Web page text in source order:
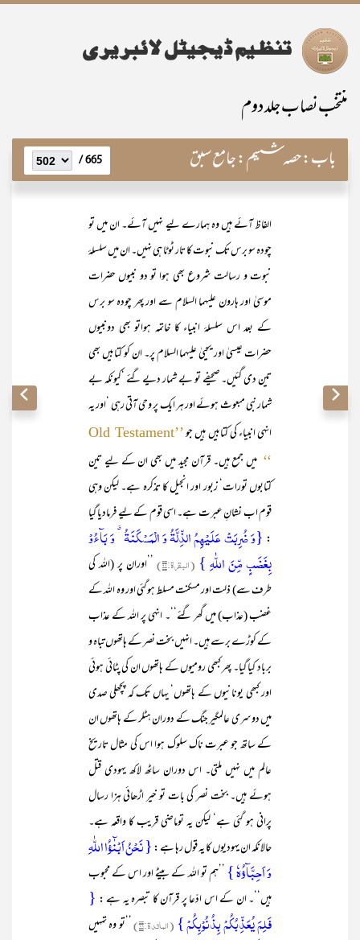
منتخب نصاب جلد دوم
باب:حصہ ششم: جامع سبق 665 /
الفاظ آئے ہیں وہ ہمارے لیے نہیں آئے۔ ان میں تو
چودہ سو برس تک نبوت کا تار ٹوٹا ہی نہیں۔ ان میں سلسلۂ
نبوت و رسالت شروع بھی ہوا تو دو نبیوں حضرات
موسیٰ اور ہارون علیہما السلام سے اور پھر چودہ سو برس
کے بعد اس سلسلۂ انبیاء کا خاتمہ ہواتو بھی دونبیوں
حضرات عیسیٰ اور یحییٰ علیہما السلام پر۔ ان کو کتابیں بھی
تین دی گئیں۔ صحیفے تو بے شمار دیے گئے ‘کیونکہ بے
شمار نبی مبعوث ہوئے اور ہر ایک پر وحی آتی رہی ‘اور یہ
انہی انبیاء کی کتابیں ہیں جو
’’Old Testament
‘‘ میں جمع ہیں۔ قرآن مجید میں بھی ان کے لیے تین
کتابوں تورات‘ زبور اور انجیل کا تذکرہ ہے۔ لیکن وہی
قوم اب نشانِ عبرت ہے۔ اسی قوم کے لیے فرمادیا گیا
: {وَ ضُرِبَتۡ عَلَیۡہِمُ الذِّلَّۃُ وَ الۡمَسۡکَنَۃُ ٭ وَ بَآءُوۡ
بِغَضَبٍ مِّنَ اللّٰہِ } (البقرۃ:۶۱)
’’اوران پر (اللہ کی
طرف سے) ذلت اور مسکنت مسلط ہوگئی اور وہ اللہ کے
غضب (عذاب) میں گھر گئے‘‘۔ انہی پر اللہ کے عذاب
کے کوڑے برسے ہیں۔ انہیں بخت نصر کے ہاتھوں تباہ و
برباد کیا گیا۔ پھر کبھی رومیوں کے ہاتھوں ان کی پٹائی ہوئی
اور کبھی یونانیوں کے ہاتھوں‘ یہاں تک کہ پچھلی صدی
میں دوسری عالمگیر جنگ کے دوران ہٹلر کے ہاتھوں ان
کے ساتھ جو عبرت ناک سلوک ہوا اس کی مثال تاریخ
عالم میں نہیں ملتی۔ اس دوران ساٹھ لاکھ یہودی قتل
ہوئے ہیں۔ بخت نصر کی بات تو خیر اڑھائی ہزا رسال
پرانی ہو گئی ہے‘ لیکن یہ توماضی قریب کا واقعہ ہے۔
حالانکہ ان یہودیوں کا یہ قول رہا ہے :{ نَحۡنُ اَبۡنٰٓؤُا اللّٰہِ
وَ اَحِبَّآؤُہٗ } ’’ہم تو اللہ کے بیٹے اور اس کے محبوب
ہیں‘‘۔ ان کے اس ادّعا پر قرآن کا تبصرہ یہ ہے : {
فَلِمَ یُعَذِّبُکُمۡ بِذُنُوۡبِکُمۡ }(المائدۃ:۱۸)
’’تو وہ تمہیں